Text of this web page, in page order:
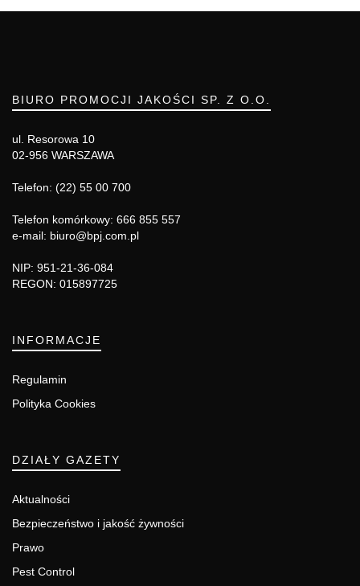
BIURO PROMOCJI JAKOŚCI SP. Z O.O.
ul. Resorowa 10
02-956 WARSZAWA
Telefon: (22) 55 00 700
Telefon komórkowy: 666 855 557
e-mail: biuro@bpj.com.pl
NIP: 951-21-36-084
REGON: 015897725
INFORMACJE
Regulamin
Polityka Cookies
DZIAŁY GAZETY
Aktualności
Bezpieczeństwo i jakość żywności
Prawo
Pest Control